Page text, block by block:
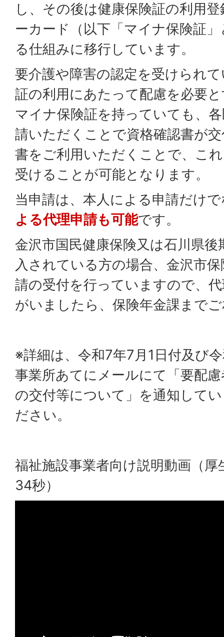
し、その後は健康保険証の利用
ーカード（以下「マイナ保険証
る仕組みに移行しています。
要介護や障害の認定を受けられ
証の利用にあたって配慮を必要
マイナ保険証を持っていても、
請いただくことで資格確認書が
書をご利用いただくことで、こ
受けることが可能となります。
当申請は、本人による申請だけ
よる代理申請も可能です。
金沢市国民健康保険又は石川県
入されている方の場合、金沢市
請の受付を行っていますので、
がいましたら、保険年金課まで
※詳細は、令和7年7月1日付及び
事業所あてにメールにて「要配
の交付等について」を通知して
ださい。
福祉施設事業者向け説明動画（
34秒）